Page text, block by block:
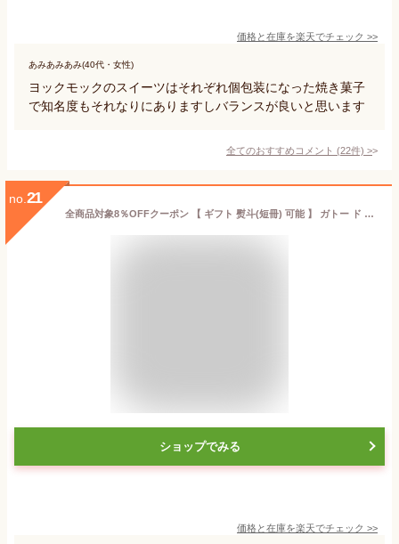
価格と在庫を楽天でチェック >>
あみあみあみ(40代・女性)
ヨックモックのスイーツはそれぞれ個包装になった焼き菓子
で知名度もそれなりにありますしバランスが良いと思います
全てのおすすめコメント (22件) >
no. 21
全商品対象8％OFFクーポン 【 ギフト 熨斗(短冊) 可能 】 ガトー ド ボワイヤージュ幸せを呼ぶ馬車道馬蹄パイ20枚入 「 ギフト お菓子 おかし 横浜 ケーキ マカロン おすすめ ミルフィーユ ホワイトデー お返し お礼 お祝い 馬車道 」HP(A)-B
ショップでみる
価格と在庫を楽天でチェック >>